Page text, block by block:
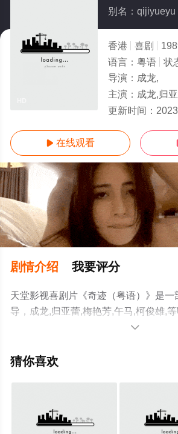
别名：qijiyueyu
香港 喜剧
语言： 粤语 状
导演： 成龙,
主演： 成龙,归亚
更新时间：
 在线观看
剧情介绍 我要评分
天堂影视喜剧片《奇迹（粤语）》是一
导，成龙,归亚蕾,梅艳芳,午马,柯俊雄,
的香港电影，手机免费观看高清无删减
或剧情网等平台了解。

猜你喜欢